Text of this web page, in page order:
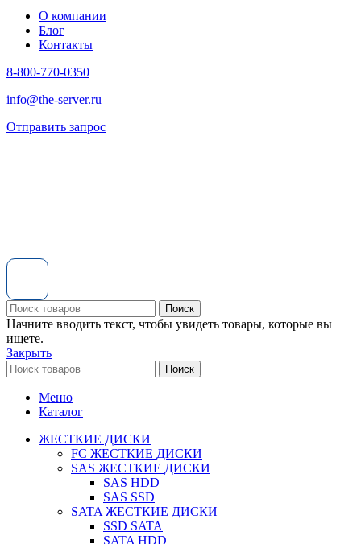
О компании
Блог
Контакты
8-800-770-0350
info@the-server.ru
Отправить запрос
Поиск
Начните вводить текст, чтобы увидеть товары, которые вы
ищете.
Закрыть
Поиск
Меню
Каталог
ЖЕСТКИЕ ДИСКИ
FC ЖЕСТКИЕ ДИСКИ
SAS ЖЕСТКИЕ ДИСКИ
SAS HDD
SAS SSD
SATA ЖЕСТКИЕ ДИСКИ
SSD SATA
SATA HDD